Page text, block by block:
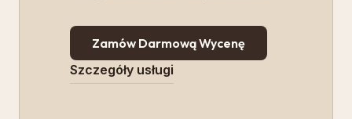
Zamów Darmową Wycenę
Szczegóły usługi